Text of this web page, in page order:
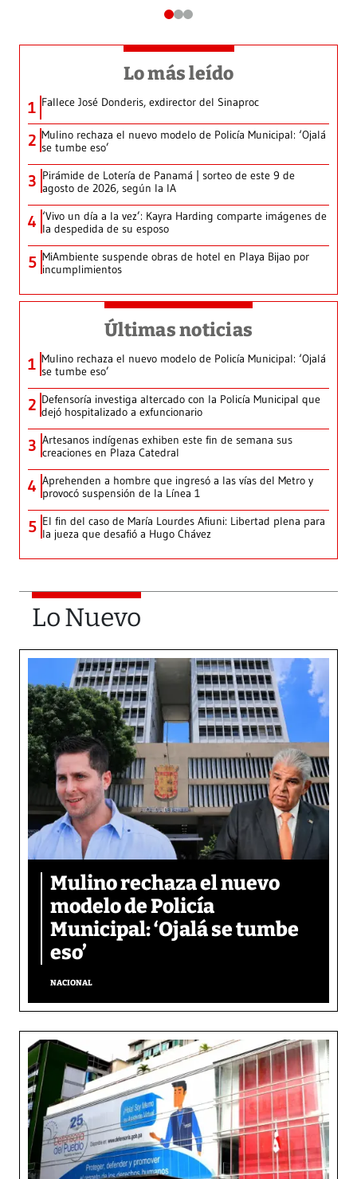
Lo más leído
1 Fallece José Donderis, exdirector del Sinaproc
2 Mulino rechaza el nuevo modelo de Policía Municipal: ‘Ojalá
se tumbe eso’
3 Pirámide de Lotería de Panamá | sorteo de este 9 de
agosto de 2026, según la IA
4 ‘Vivo un día a la vez’: Kayra Harding comparte imágenes de
la despedida de su esposo
5 MiAmbiente suspende obras de hotel en Playa Bijao por
incumplimientos
Últimas noticias
1 Mulino rechaza el nuevo modelo de Policía Municipal: ‘Ojalá
se tumbe eso’
2 Defensoría investiga altercado con la Policía Municipal que
dejó hospitalizado a exfuncionario
3 Artesanos indígenas exhiben este fin de semana sus
creaciones en Plaza Catedral
4 Aprehenden a hombre que ingresó a las vías del Metro y
provocó suspensión de la Línea 1
5 El fin del caso de María Lourdes Afiuni: Libertad plena para
la jueza que desafió a Hugo Chávez
Lo Nuevo
Mulino rechaza el nuevo
modelo de Policía
Municipal: ‘Ojalá se tumbe
eso’
NACIONAL